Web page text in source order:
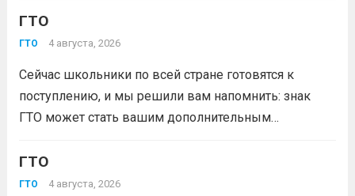
Первых-2026».В мероприятии примут участие
победители муниципального этапа проектной
Кузбасса.Состав команды 6 человек, 3 участника
из...Читать дальше
ГТО
ГТО 4 августа, 2026
Сейчас школьники по всей стране готовятся к
поступлению, и мы решили вам напомнить: знак
ГТО может стать вашим дополнительным
Многие университеты начисляют абитуриентам
баллы за индивидуальные достижения — и знак
ГТО
ГТО 4 августа, 2026